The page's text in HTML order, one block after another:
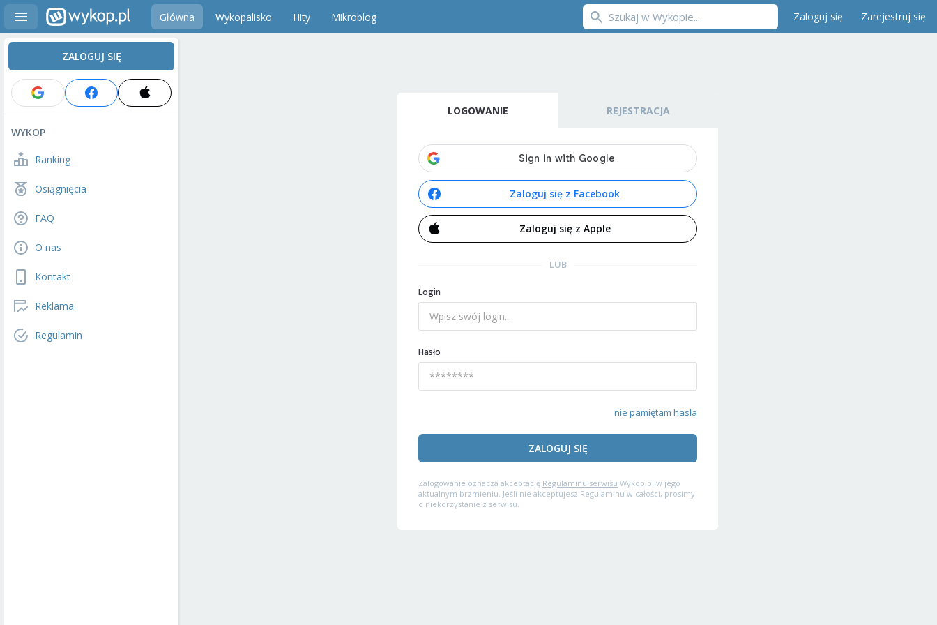
Główna Wykopalisko Hity Mikroblog Zaloguj się Zarejestruj się
ZALOGUJ SIĘ
WYKOP
Ranking
Osiągnięcia
FAQ
O nas
Kontakt
Reklama
Regulamin
LOGOWANIE REJESTRACJA
Zaloguj się z Facebook
Zaloguj się z Apple
LUB
Login
Hasło
nie pamiętam hasła
ZALOGUJ SIĘ
Zalogowanie oznacza akceptację Regulaminu serwisu Wykop.pl w jego
aktualnym brzmieniu. Jeśli nie akceptujesz Regulaminu w całości, prosimy
o niekorzystanie z serwisu.